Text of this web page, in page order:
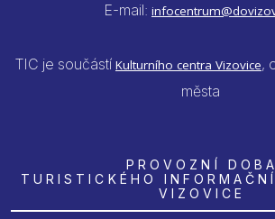
E-mail:
TIC je součástí Kulturního centra Vizovice,
města
PROVOZNÍ DOBA
TURISTICKÉHO
VIZOVICE